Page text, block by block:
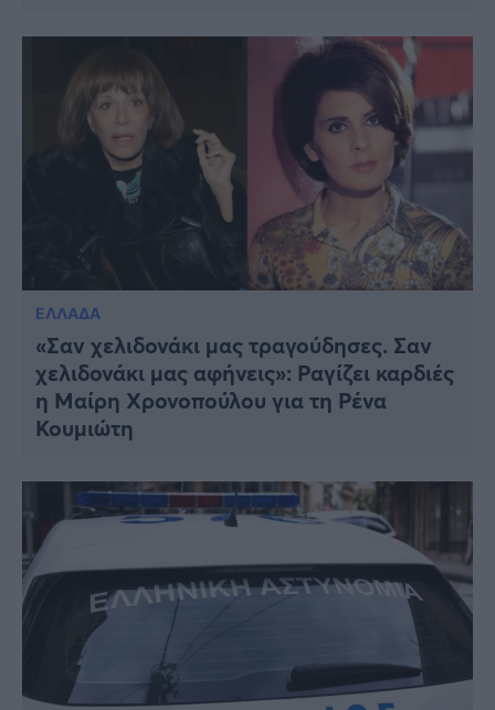
ΕΛΛΑΔΑ
«Σαν χελιδονάκι μας τραγούδησες. Σαν
χελιδονάκι μας αφήνεις»: Ραγίζει καρδιές
η Μαίρη Χρονοπούλου για τη Ρένα
Κουμιώτη